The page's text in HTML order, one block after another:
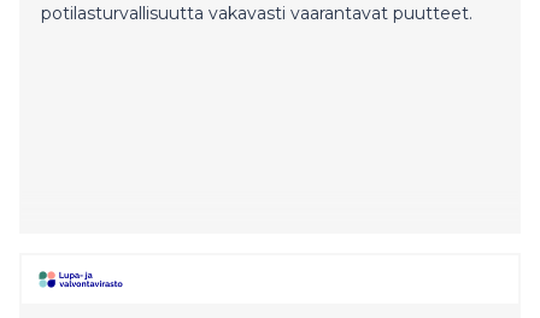
potilasturvallisuutta vakavasti vaarantavat puutteet.